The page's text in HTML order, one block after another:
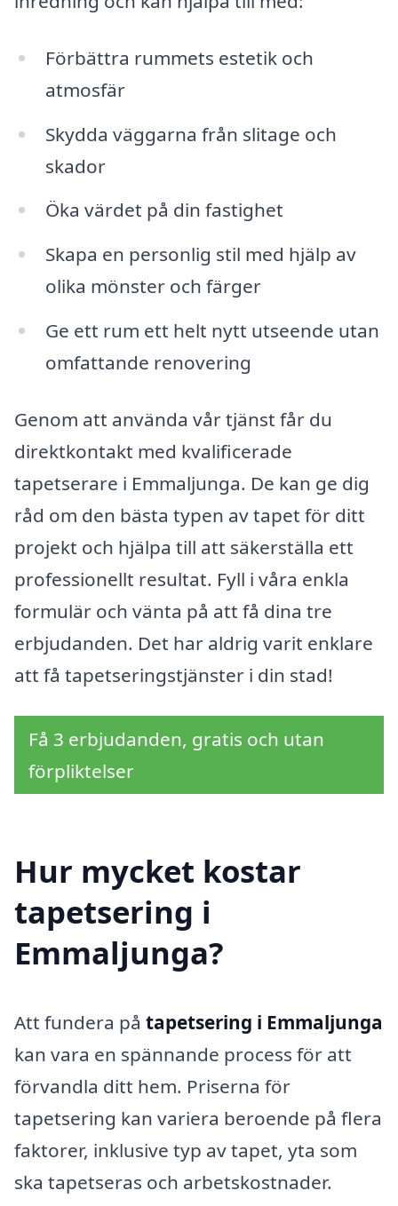
Förbättra rummets estetik och
atmosfär
Skydda väggarna från slitage och
skador
Öka värdet på din fastighet
Skapa en personlig stil med hjälp av
olika mönster och färger
Ge ett rum ett helt nytt utseende utan
omfattande renovering
Genom att använda vår tjänst får du
direktkontakt med kvalificerade
tapetserare i Emmaljunga. De kan ge dig
råd om den bästa typen av tapet för ditt
projekt och hjälpa till att säkerställa ett
professionellt resultat. Fyll i våra enkla
formulär och vänta på att få dina tre
erbjudanden. Det har aldrig varit enklare
att få tapetseringstjänster i din stad!
Få 3 erbjudanden, gratis och utan
förpliktelser
Hur mycket kostar
tapetsering i
Emmaljunga?
Att fundera på tapetsering i Emmaljunga
kan vara en spännande process för att
förvandla ditt hem. Priserna för
tapetsering kan variera beroende på flera
faktorer, inklusive typ av tapet, yta som
ska tapetseras och arbetskostnader.